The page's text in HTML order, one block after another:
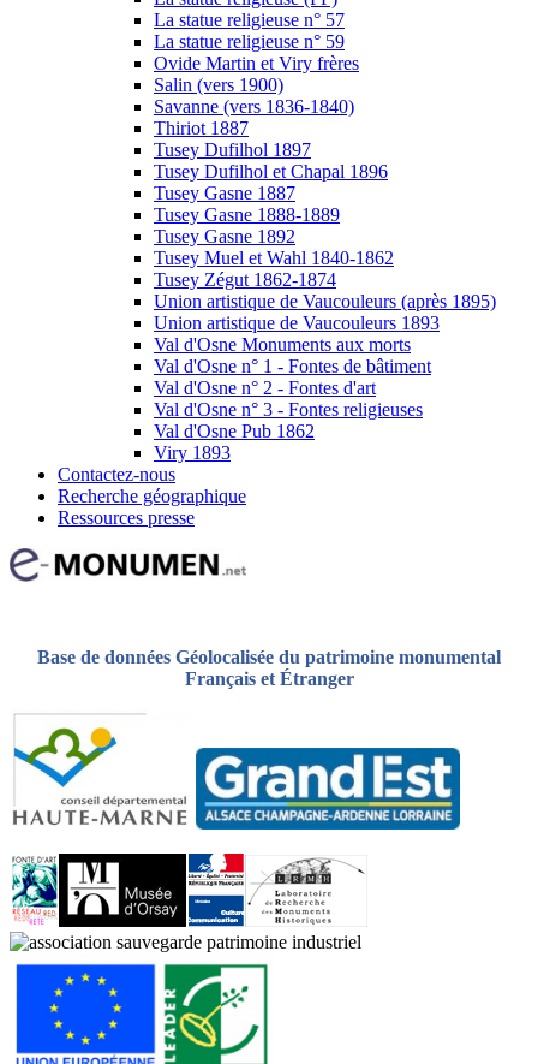
La statue religieuse n° 57
La statue religieuse n° 59
Ovide Martin et Viry frères
Salin (vers 1900)
Savanne (vers 1836-1840)
Thiriot 1887
Tusey Dufilhol 1897
Tusey Dufilhol et Chapal 1896
Tusey Gasne 1887
Tusey Gasne 1888-1889
Tusey Gasne 1892
Tusey Muel et Wahl 1840-1862
Tusey Zégut 1862-1874
Union artistique de Vaucouleurs (après 1895)
Union artistique de Vaucouleurs 1893
Val d'Osne Monuments aux morts
Val d'Osne n° 1 - Fontes de bâtiment
Val d'Osne n° 2 - Fontes d'art
Val d'Osne n° 3 - Fontes religieuses
Val d'Osne Pub 1862
Viry 1893
Contactez-nous
Recherche géographique
Ressources presse
Base de données Géolocalisée du patrimoine monumental
Français et Étranger